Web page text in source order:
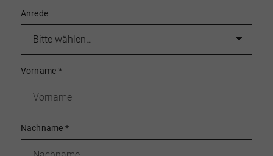
Anrede
Vorname *
Nachname *